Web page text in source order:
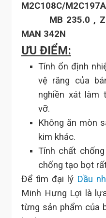
M2C108C/M2C197A
MB 235.0 , ZF
MAN 342N
ƯU ĐIỂM:
Tính ổn định
vệ răng của
nghiền xát làm
vỡ.
Không ăn mòn
kim khác.
Tính chất
chống tạo bọt
Để tìm đại lý Dầu
Minh Hưng Lợi là
từng sản phẩm của